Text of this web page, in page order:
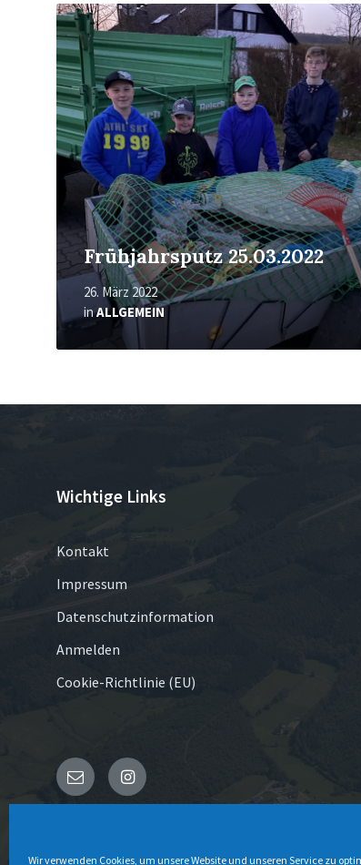
Wir verwenden Cookies, um unsere Website und unseren Service zu
Frühjahrsputz 25.03.2022
26. März 2022
inALLGEMEIN
Mehr
erfahren
Wichtige Links
Kontakt
Impressum
Datenschutzinformation
Anmelden
Cookie-Richtlinie (EU)
E- Instagram